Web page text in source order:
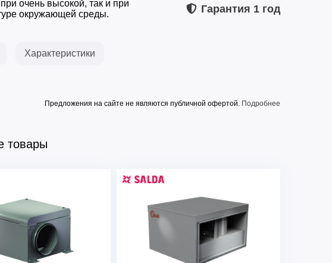
очень высокой, так и при
окружающей среды.
Характеристики
Гарантия 1 год
Предложения на сайте не являются публичной офертой. Подробнее
max, м3ч
7360
50 Гц, В
400
1,19
ток, А
2,21
обмин
1330
товары